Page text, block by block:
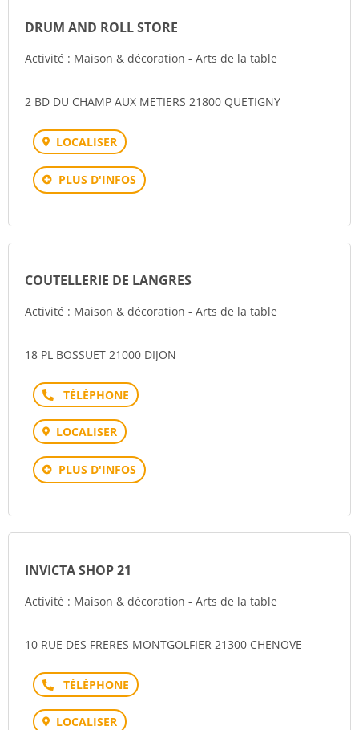
DRUM AND ROLL STORE
Activité : Maison & décoration - Arts de la table
2 BD DU CHAMP AUX METIERS 21800 QUETIGNY
LOCALISER
PLUS D'INFOS
COUTELLERIE DE LANGRES
Activité : Maison & décoration - Arts de la table
18 PL BOSSUET 21000 DIJON
Téléphone
LOCALISER
PLUS D'INFOS
INVICTA SHOP 21
Activité : Maison & décoration - Arts de la table
10 RUE DES FRERES MONTGOLFIER 21300 CHENOVE
Téléphone
LOCALISER